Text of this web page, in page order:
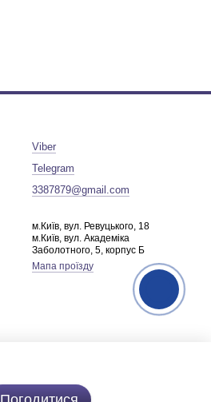
Viber
Telegram
3387879@gmail.com
м.Київ, вул. Ревуцького, 18
м.Київ, вул. Академіка
Заболотного, 5, корпус Б
Мапа проїзду